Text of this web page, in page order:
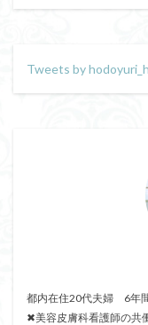
Tweets by
都内在住20代夫婦 6年
✖美容皮膚科看護師の共